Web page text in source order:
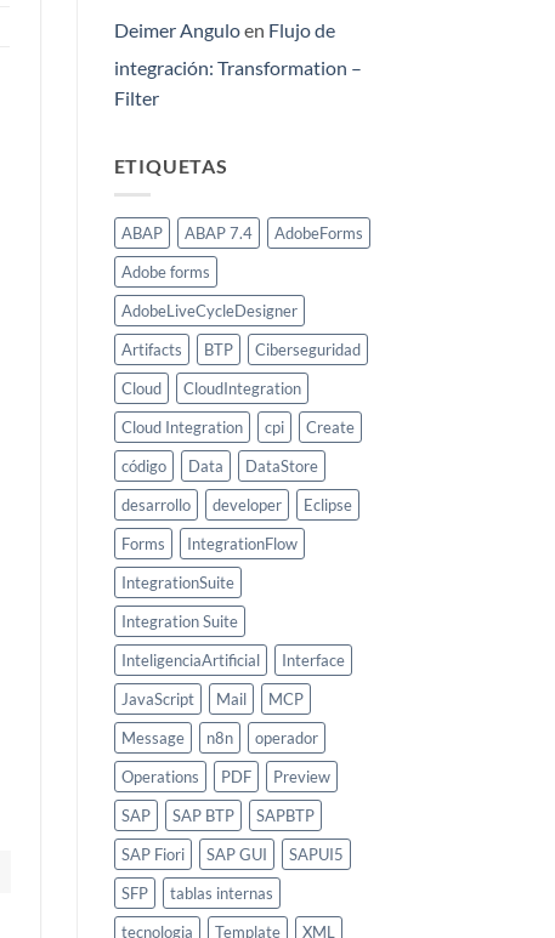
Deimer Anguloen Flujo de
integración: Transformation –
Filter
ETIQUETAS
ABAP ABAP 7.4
AdobeForms
Adobe forms
AdobeLiveCycleDesigner
Artifacts
BTP
Ciberseguridad
Cloud
CloudIntegration
Cloud Integration
cpi
Create
código
Data
DataStore
desarrollo
developer
Eclipse
Forms
IntegrationFlow
IntegrationSuite
Integration Suite
InteligenciaArtificial
Interface
JavaScript
Mail
MCP
Message
n8n
operador
Operations
PDF
Preview
SAP
SAP BTP
SAPBTP
SAP Fiori
SAP GUI
SAPUI5
SFP
tablas internas
tecnologia
Template XML